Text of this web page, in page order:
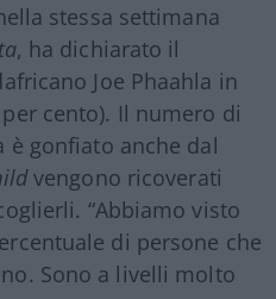
stessa settimana
, ha dichiarato il
Joe Phaahla in
cento). Il numero di
è gonfiato anche dal
vengono ricoverati
“Abbiamo visto
di persone che
Sono a livelli molto